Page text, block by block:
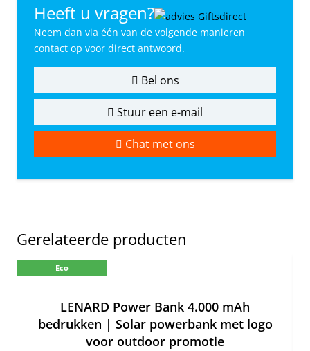
Heeft u vragen?
Neem dan via één van de volgende manieren
contact op voor direct antwoord.
Bel ons
Stuur een e-mail
Chat met ons
Gerelateerde producten
Eco
LENARD Power Bank 4.000 mAh
bedrukken | Solar powerbank met logo
voor outdoor promotie